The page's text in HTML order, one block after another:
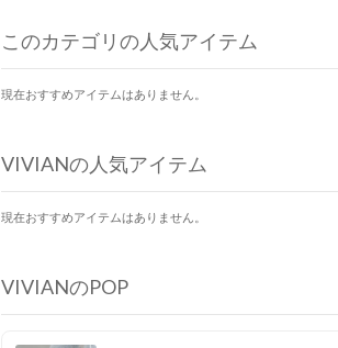
このカテゴリの人気アイテム
現在おすすめアイテムはありません。
VIVIANの人気アイテム
現在おすすめアイテムはありません。
VIVIANのPOP